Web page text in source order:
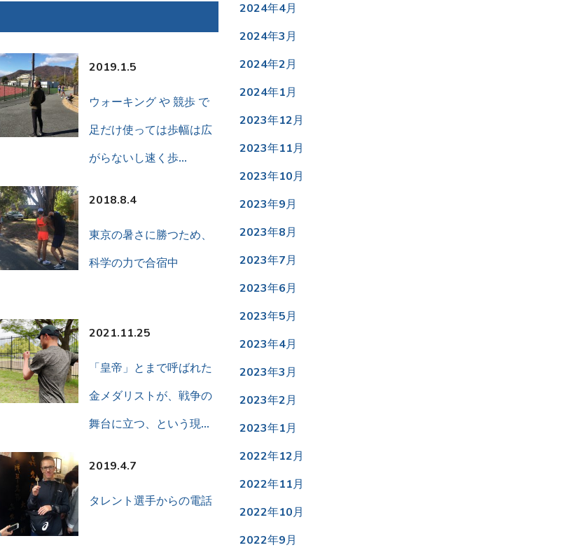
2019.1.5
ウォーキング や 競歩 で
足だけ使っては歩幅は広
がらないし速く歩…
2018.8.4
東京の暑さに勝つため、
科学の力で合宿中
2021.11.25
「皇帝」とまで呼ばれた
金メダリストが、戦争の
舞台に立つ、という現…
2019.4.7
タレント選手からの電話
2024年4月
2024年3月
2024年2月
2024年1月
2023年12月
2023年11月
2023年10月
2023年9月
2023年8月
2023年7月
2023年6月
2023年5月
2023年4月
2023年3月
2023年2月
2023年1月
2022年12月
2022年11月
2022年10月
2022年9月